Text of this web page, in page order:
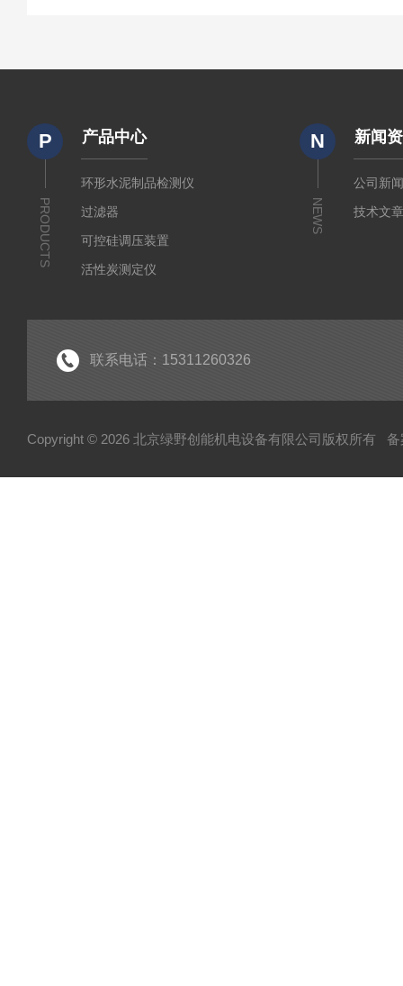
P
PRODUCTS
产品中心
环形水泥制品检测仪
过滤器
可控硅调压装置
活性炭测定仪
N
NEWS
新闻
公司新
技术文
联系电话：15311260326
Copyright © 2026 北京绿野创能机电设备有限公司版权所有 备